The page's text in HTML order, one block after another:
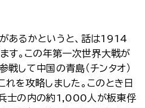
あるかというと、話は1914
す。この年第一次世界大戦が
して中国の青島（チンタオ）
れを攻略しました。このとき日
士の内の約1,000人が板東俘